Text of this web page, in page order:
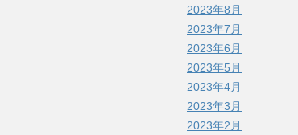
2023年8月
2023年7月
2023年6月
2023年5月
2023年4月
2023年3月
2023年2月